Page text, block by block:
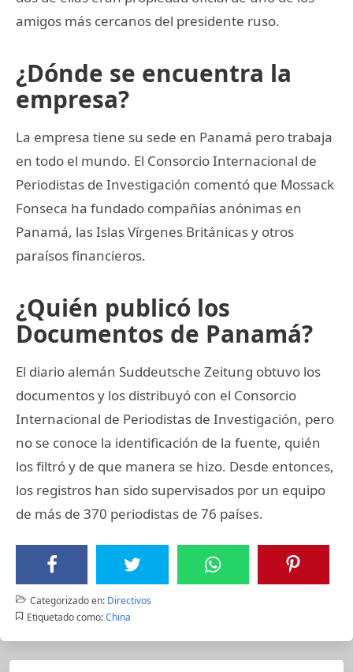
amigos más cercanos del presidente ruso.
¿Dónde se encuentra la
empresa?
La empresa tiene su sede en Panamá pero trabaja
en todo el mundo. El Consorcio Internacional de
Periodistas de Investigación comentó que Mossack
Fonseca ha fundado compañías anónimas en
Panamá, las Islas Vírgenes Británicas y otros
paraísos financieros.
¿Quién publicó los
Documentos de Panamá?
El diario alemán Suddeutsche Zeitung obtuvo los
documentos y los distribuyó con el Consorcio
Internacional de Periodistas de Investigación, pero
no se conoce la identificación de la fuente, quién
los filtró y de que manera se hizo. Desde entonces,
los registros han sido supervisados por un equipo
de más de 370 periodistas de 76 países.
Categorizado en: Directivos
Etiquetado como: China